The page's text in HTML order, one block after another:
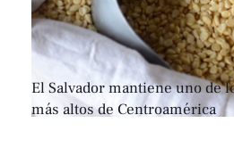
El Salvador mantiene uno de
más altos de Centroamérica